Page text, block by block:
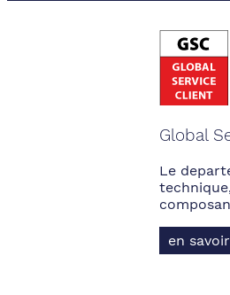
Global
Le
en